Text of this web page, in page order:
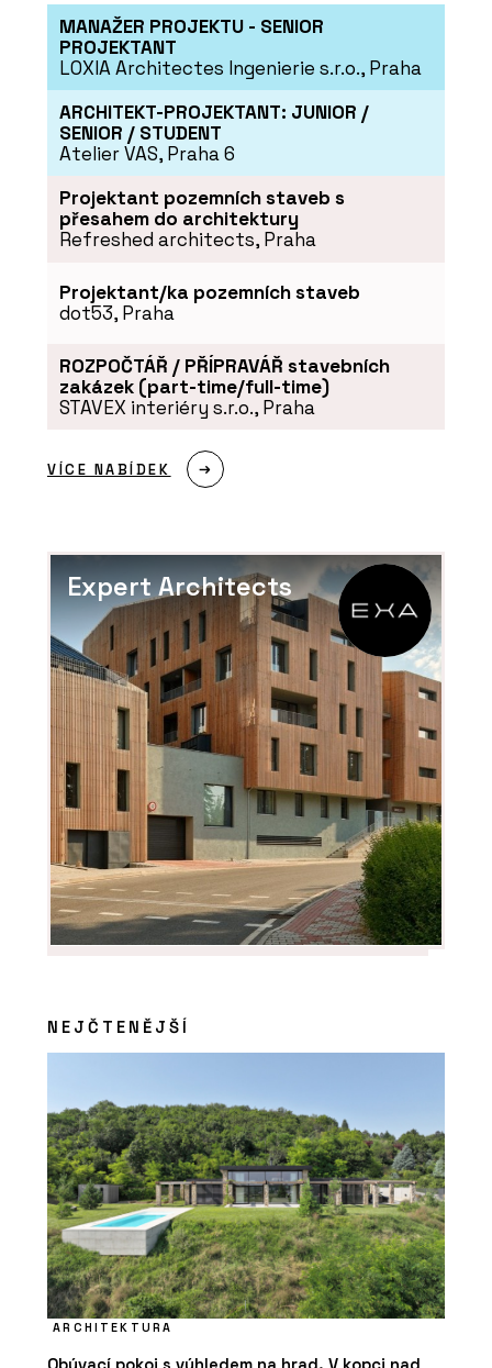
ČLÁNKY
Novinky ze Salone del Mobile 2024:
Konsepti představuje špičkové
designové kousky
PRODUKTY
Křeslo One Page od značky Moroso -
KONSEPTI
ČLÁNKY
Bubenečská romance v
minimalistickém duchu
Baxter - KONSEPTI
MANAŽER PROJEKTU - SENIOR
PROJEKTANT
LOXIA Architectes Ingenierie s.r.o., Praha
ARCHITEKT-PROJEKTANT: JUNIOR /
SENIOR / STUDENT
Atelier VAS, Praha 6
Projektant pozemních staveb s
přesahem do architektury
Refreshed architects, Praha
Projektant/ka pozemních staveb
dot53, Praha
ROZPOČTÁŘ / PŘÍPRAVÁŘ stavebních
zakázek (part-time/full-time)
STAVEX interiéry s.r.o., Praha
VÍCE NABÍDEK
Expert Architects
NEJČTENĚJŠÍ
ARCHITEKTURA